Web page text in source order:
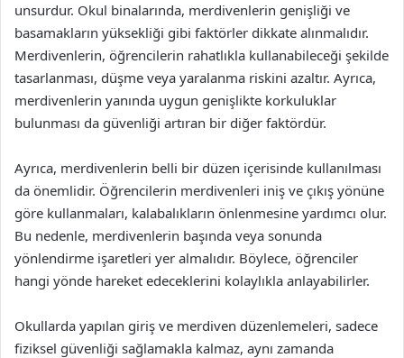
unsurdur. Okul binalarında, merdivenlerin genişliği ve
basamakların yüksekliği gibi faktörler dikkate alınmalıdır.
Merdivenlerin, öğrencilerin rahatlıkla kullanabileceği şekilde
tasarlanması, düşme veya yaralanma riskini azaltır. Ayrıca,
merdivenlerin yanında uygun genişlikte korkuluklar
bulunması da güvenliği artıran bir diğer faktördür.
Ayrıca, merdivenlerin belli bir düzen içerisinde kullanılması
da önemlidir. Öğrencilerin merdivenleri iniş ve çıkış yönüne
göre kullanmaları, kalabalıkların önlenmesine yardımcı olur.
Bu nedenle, merdivenlerin başında veya sonunda
yönlendirme işaretleri yer almalıdır. Böylece, öğrenciler
hangi yönde hareket edeceklerini kolaylıkla anlayabilirler.
Okullarda yapılan giriş ve merdiven düzenlemeleri, sadece
fiziksel güvenliği sağlamakla kalmaz, aynı zamanda